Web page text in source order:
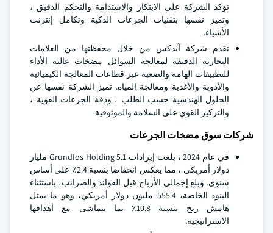
تؤكد الشركة على الابتكار والاستدامة والتحكم الدقيق ،
وتميز نفسها بتقنيات الجرعات الذكية وتكامل إنترنت
الأشياء.
تقدم شركة آيدكس من خلال محفظتها من العلامات
التجارية الدقيقة لمعالجة السوائل مضخات عالية الأداء
للتطبيقات الهامة والصعبة عبر قطاعات المعالجة الكيميائية
والأدوية والأغذية ومعالجة المياه. تميز الشركة نفسها عن
الحلول الهندسية حسب الطلب ، ودقة الجرعات القوية ،
والتركيز القوي على السلامة والموثوقية.
شركات سوق مضخات الجرعات
في عام 2024 ، بلغت إيرادات Grundfos Holding 5.1 مليار
دولار أمريكي ، مما يعكس انخفاضا بنسبة 2.4٪ على أساس
سنوي. وبلغ إجمالي الأرباح قبل الفوائد والضرائب، باستثناء
البنود الخاصة، 555.4 مليون دولار أمريكي، وهو ما يمثل
هامش ربح بنسبة 10.8٪ بما يتماشى مع أهدافها
الاستراتيجية.